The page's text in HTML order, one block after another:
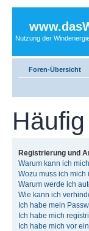
Nutzung der
Foren-Übersicht
Registrierung und
Warum kann ich
Wozu muss ich
Warum werde ich
Wie kann ich
Ich habe mein
Ich habe mich
Ich habe mich vor